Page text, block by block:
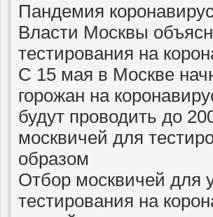
Пандемия
Власти Москвы
тестирования на
С 15 мая в Москве
горожан на
будут проводить до
москвичей для
образом
Отбор москвичей для
тестирования на